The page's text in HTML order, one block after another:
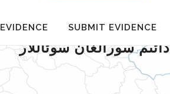
EVIDENCE SUBMIT EVIDENCE
دائىم سورالغان سوئاللار